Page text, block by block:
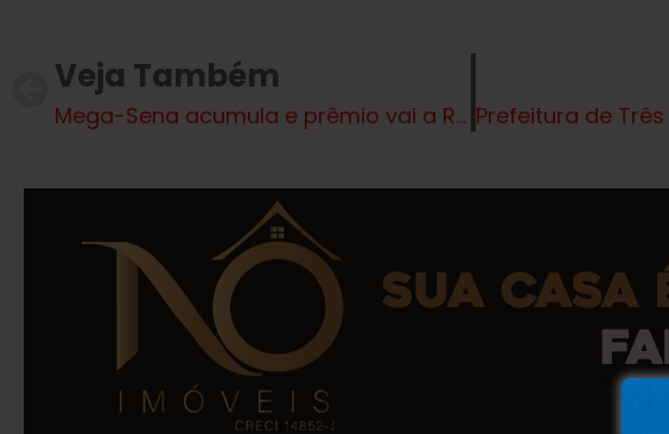
Veja Também
Mega-Sena acumula e prêmio vai a R$ 38 milhões